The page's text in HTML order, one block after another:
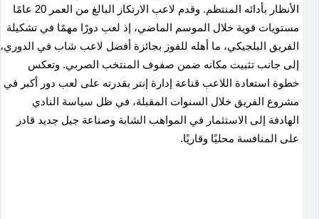
الأنظار بأدائه المنتظم. وقدم لاعب الارتكاز البالغ من العمر 20 عامًا
مستويات قوية خلال الموسم الماضي، إذ لعب دورًا مهمًا في تشكيلة
الفريق البلجيكي، ما أهله للفوز بجائزة أفضل لاعب شاب في الدوري،
إلى جانب تثبيت مكانه ضمن صفوف المنتخب الصربي. وتعكس
خطوة استعادة اللاعب قناعة إدارة إنتر بقدرته على لعب دور أكبر في
مشروع الفريق خلال السنوات المقبلة، في ظل سياسة النادي
الهادفة إلى الاستثمار في المواهب الشابة وصناعة جيل جديد قادر
على المنافسة محليًا وقاريًا.